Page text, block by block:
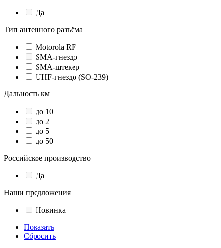
Да
Тип антенного разъёма
Motorola RF
SMA-гнездо
SMA-штекер
UHF-гнездо (SO-239)
Дальность км
до 10
до 2
до 5
до 50
Российское производство
Да
Наши предложения
Новинка
Показать
Сбросить